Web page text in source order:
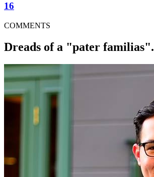
16
COMMENTS
Dreads of a "pater familias".